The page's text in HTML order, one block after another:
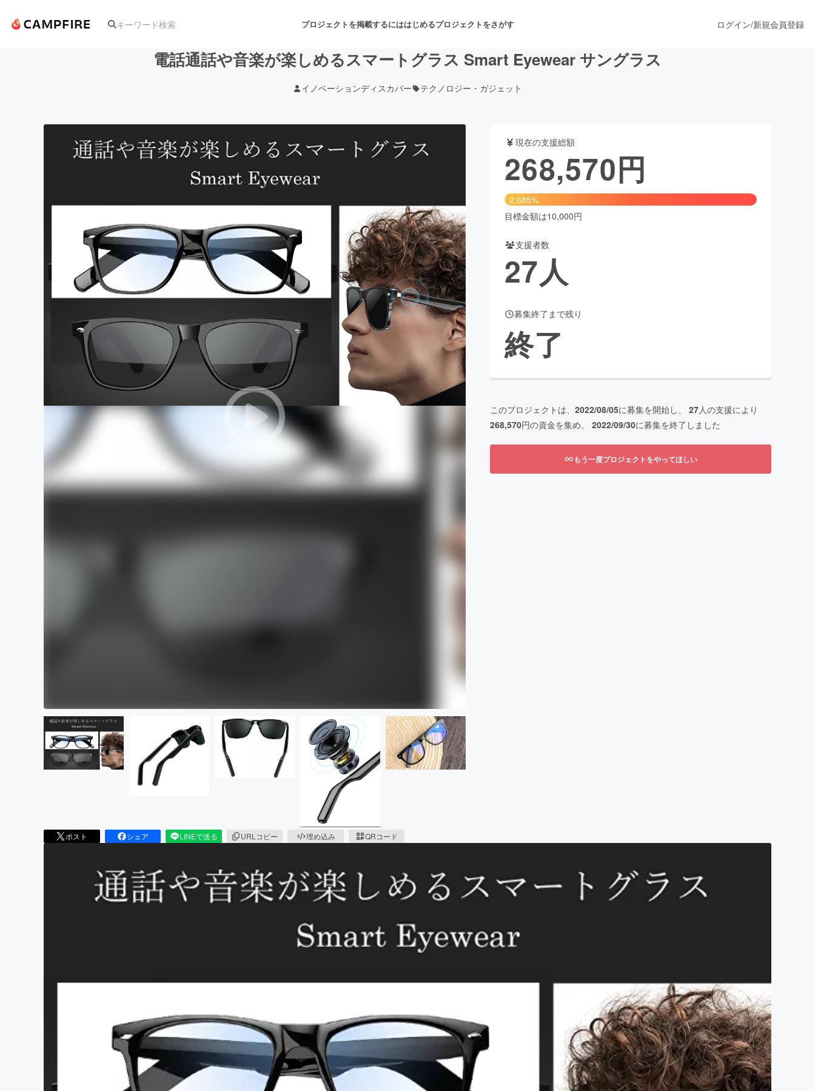
プロジェクトを掲載するにははじめるプロジェクトをさがす
アート・写真 音楽 舞台・パフォーマンス
テクノロジー・ガジェット ゲーム・サービス開発 フード・飲食店 ファッション
アニメ・漫画
ビジネス・起業 チャレンジ ビューティー・ヘルスケア
まちづくり・地域活性化
CAMPFIRE for Social Good
CAMPFIRE Creation
CAMPFIREふるさと納税
machi-ya コミュニティ
ログイン/新規会員登録
電話通話や音楽が楽しめるスマートグラス Smart Eyewear サングラス
イノベーションディスカバー テクノロジー・ガジェット
ポスト シェア LINEで送る URLコピー 埋め込み QRコード
現在の支援総額
268,570円
2,685%
目標金額は10,000円
支援者数
27人
募集終了まで残り
終了
このプロジェクトは、 2022/08/05に募集を開始し、 27人の支援により
268,570円の資金を集め、 2022/09/30に募集を終了しました
もう一度プロジェクトをやってほしい